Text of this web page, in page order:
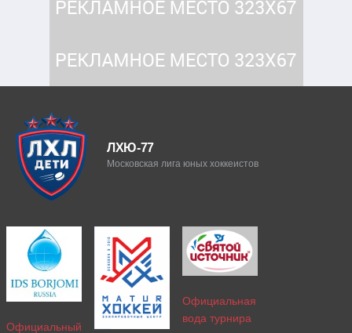
ЛХЮ-77
Московская лига юных хоккеистов
Официальный
Официальная
вода турнира